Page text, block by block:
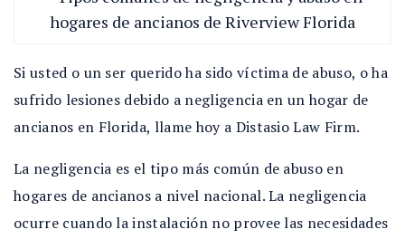
Si usted o un ser querido ha sido víctima de abuso, o ha
sufrido lesiones debido a negligencia en un hogar de
ancianos en Florida, llame hoy a Distasio Law Firm.
La negligencia es el tipo más común de abuso en
hogares de ancianos a nivel nacional. La negligencia
ocurre cuando la instalación no provee las necesidades